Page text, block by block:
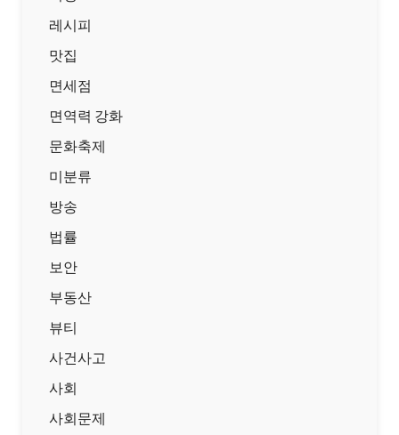
레시피
맛집
면세점
면역력 강화
문화축제
미분류
방송
법률
보안
부동산
뷰티
사건사고
사회
사회문제